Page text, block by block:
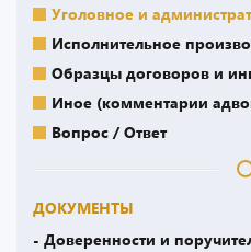
Уголовное и
Исполнительное
Образцы договоров и
Иное (комментарии
Вопрос / Ответ
ДОКУМЕНТЫ
- Доверенности и